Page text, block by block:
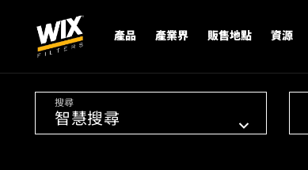
產品 產業界 販售地點 資源
搜尋